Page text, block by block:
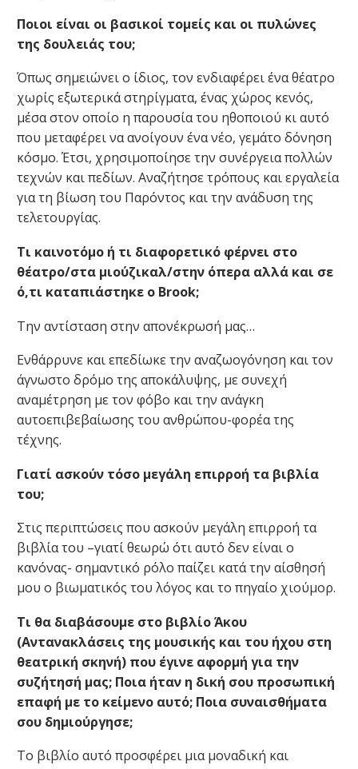
Ποιοι είναι οι βασικοί τομείς και οι πυλώνες
της δουλειάς του;
Όπως σημειώνει ο ίδιος, τον ενδιαφέρει ένα θέατρο
χωρίς εξωτερικά στηρίγματα, ένας χώρος κενός,
μέσα στον οποίο η παρουσία του ηθοποιού κι αυτό
που μεταφέρει να ανοίγουν ένα νέο, γεμάτο δόνηση
κόσμο. Έτσι, χρησιμοποίησε την συνέργεια πολλών
τεχνών και πεδίων. Αναζήτησε τρόπους και εργαλεία
για τη βίωση του Παρόντος και την ανάδυση της
τελετουργίας.
Τι καινοτόμο ή τι διαφορετικό φέρνει στο
θέατρο/στα μιούζικαλ/στην όπερα αλλά και σε
ό,τι καταπιάστηκε ο Brook;
Την αντίσταση στην απονέκρωσή μας…
Ενθάρρυνε και επεδίωκε την αναζωογόνηση και τον
άγνωστο δρόμο της αποκάλυψης, με συνεχή
αναμέτρηση με τον φόβο και την ανάγκη
αυτοεπιβεβαίωσης του ανθρώπου-φορέα της
τέχνης.
Γιατί ασκούν τόσο μεγάλη επιρροή τα βιβλία
του;
Στις περιπτώσεις που ασκούν μεγάλη επιρροή τα
βιβλία του –γιατί θεωρώ ότι αυτό δεν είναι ο
κανόνας- σημαντικό ρόλο παίζει κατά την αίσθησή
μου ο βιωματικός του λόγος και το πηγαίο χιούμορ.
Τι θα διαβάσουμε στο βιβλίο Άκου
(Αντανακλάσεις της μουσικής και του ήχου στη
θεατρική σκηνή) που έγινε αφορμή για την
συζήτησή μας; Ποια ήταν η δική σου προσωπική
επαφή με το κείμενο αυτό; Ποια συναισθήματα
σου δημιούργησε;
Το βιβλίο αυτό προσφέρει μια μοναδική και